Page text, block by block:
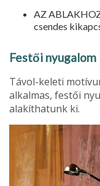
AZ
csendes
Festői nyugalom
Távol-keleti
alkalmas, festői
alakíthatunk ki.